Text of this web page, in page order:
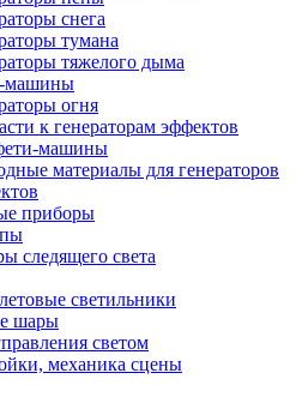
снега
тумана
тяжелого дыма
огня
к генераторам эффектов
машины
материалы для генераторов
приборы
следящего света
светильники
шары
светом
механика сцены